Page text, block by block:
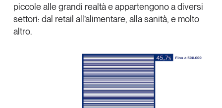
piccole alle grandi realtà e appartengono a diversi
settori: dal retail all’alimentare, alla sanità, e molto
altro.